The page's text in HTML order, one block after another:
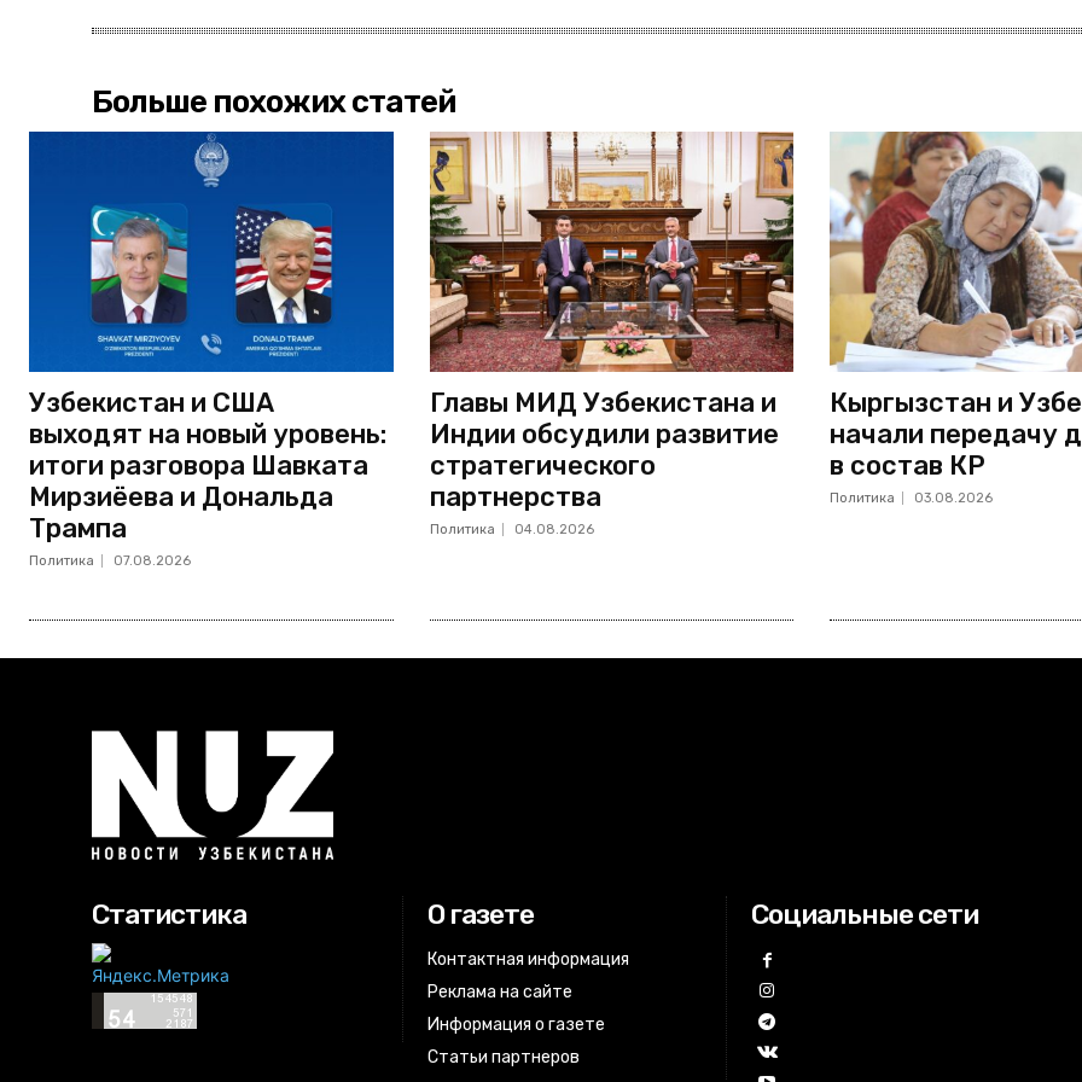
Больше похожих статей
Узбекистан и США
выходят на новый уровень:
итоги разговора Шавката
Мирзиёева и Дональда
Трампа
Политика 07.08.2026
Главы МИД Узбекистана и
Индии обсудили развитие
стратегического
партнерства
Политика 04.08.2026
Кыргызстан и
начали передачу
в состав КР
Политика 03.08.2026
Статистика О газете
Контактная информация
Реклама на сайте
Информация о газете
Статьи партнеров
Социальные сети